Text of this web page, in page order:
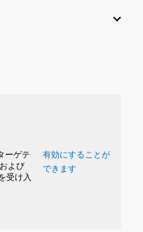
ーゲテ
よび
受け入
有効にすることが
できます